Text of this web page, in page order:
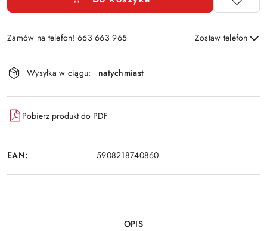
Zamów na telefon! 663 663 965 Zostaw telefon
Dostępność
i
dostawa
Wysyłka w ciągu: natychmiast
Pobierz produkt do PDF
EAN: 5908218740860
OPIS